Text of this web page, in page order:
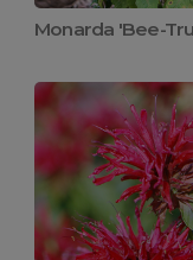
Monarda 'Bee-